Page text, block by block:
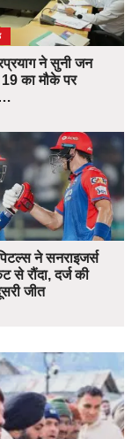
ने सुनी जन
का मौके पर
ने सनराइजर्स
से रौंदा, दर्ज की
जीत